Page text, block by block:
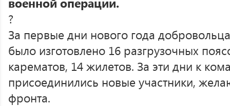
?
За первые дни нового года
было изготовлено 16 разгрузочных
карематов, 14 жилетов. За эти дни к
присоединились новые участники,
фронта.